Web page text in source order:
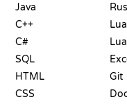
Java
C++
C#
SQL
HTML
CSS
Lua
Git